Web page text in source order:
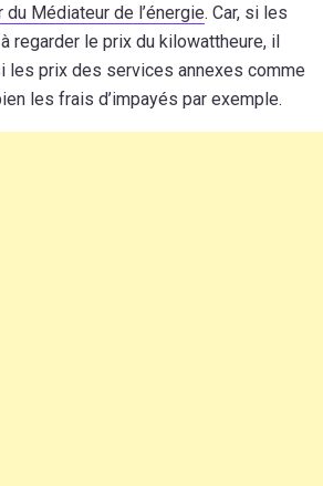
du Médiateur de l’énergie. Car, si les
regarder le prix du kilowattheure, il
les prix des services annexes comme
les frais d’impayés par exemple.